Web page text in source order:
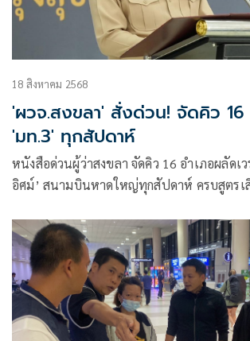
18 สิงหาคม 2568
'ผวจ.สงขลา' สั่งด่วน! จัดคิว
'มท.3' ทุกสัปดาห์
หนังสือด่วนผู้ว่าสงขลา จัดคิว 16 อำเภอผลัดเ
อิศม์’ สนามบินหาดใหญ่ทุกสัปดาห์ ครบสูตรเสิร์ฟอาหารว่าง